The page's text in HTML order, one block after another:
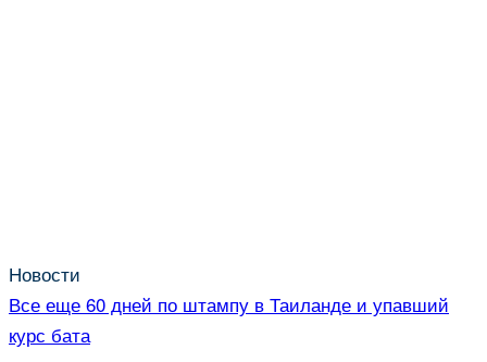
Новости
Все еще 60 дней по штампу в Таиланде и упавший
курс бата